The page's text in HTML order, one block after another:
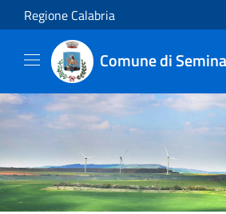
Salta al contenuto principale
Regione Calabria
Comune di